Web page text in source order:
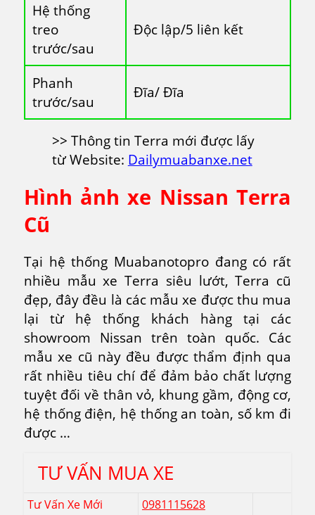
Hệ thống
treo
trước/sau
Độc lập/5 liên kết
Phanh
trước/sau
Đĩa/ Đĩa
>> Thông tin Terra mới được lấy
từ Website: Dailymuabanxe.net
Hình ảnh xe Nissan Terra
Cũ
Tại hệ thống Muabanotopro đang có rất
nhiều mẫu xe Terra siêu lướt, Terra cũ
đẹp, đây đều là các mẫu xe được thu mua
lại từ hệ thống khách hàng tại các
showroom Nissan trên toàn quốc. Các
mẫu xe cũ này đều được thẩm định qua
rất nhiều tiêu chí để đảm bảo chất lượng
tuyệt đối về thân vỏ, khung gầm, động cơ,
hệ thống điện, hệ thống an toàn, số km đi
được …
TƯ VẤN MUA XE
Tư Vấn Xe Mới 0981115628